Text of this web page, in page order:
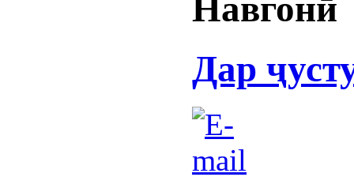
Навгонӣ
Дар